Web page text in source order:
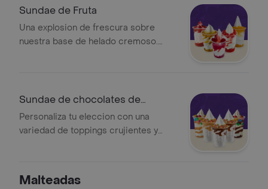
Sundae de Fruta
Una explosion de frescura sobre
nuestra base de helado cremoso.
Sundae de chocolates de
colores o Goloch
Personaliza tu eleccion con una
variedad de toppings crujientes y
Malteadas